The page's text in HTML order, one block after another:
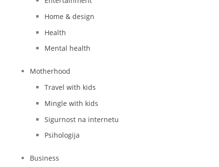
Home & design
Health
Mental health
Motherhood
Travel with kids
Mingle with kids
Sigurnost na internetu
Psihologija
Business